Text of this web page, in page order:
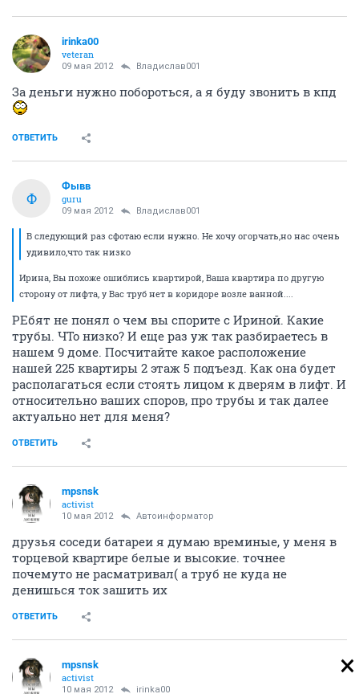
irinka00
veteran
09 мая 2012 Владислав001
За деньги нужно побороться, а я буду звонить в кпд
ОТВЕТИТЬ
Ф
Фывв
guru
09 мая 2012 Владислав001
В следующий раз сфотаю если нужно. Не хочу огорчать,но нас очень
удивило,что так низко
Ирина, Вы похоже ошиблись квартирой, Ваша квартира по другую
сторону от лифта, у Вас труб нет в коридоре возле ванной....
РЕбят не понял о чем вы спорите с Ириной. Какие
трубы. ЧТо низко? И еще раз уж так разбираетесь в
нашем 9 доме. Посчитайте какое расположение
нашей 225 квартиры 2 этаж 5 подъезд. Как она будет
располагаться если стоять лицом к дверям в лифт. И
относительно ваших споров, про трубы и так далее
актуально нет для меня?
ОТВЕТИТЬ
mpsnsk
activist
10 мая 2012 Автоинформатор
друзья соседи батареи я думаю времиные, у меня в
торцевой квартире белые и высокие. точнее
почемуто не расматривал( а труб не куда не
денишься ток зашить их
ОТВЕТИТЬ
mpsnsk
activist
10 мая 2012 irinka00